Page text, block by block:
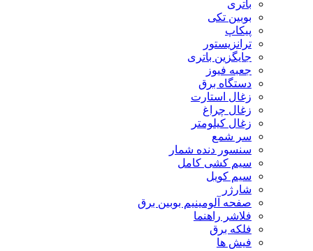
باتری
بوبین تکی
پیکاپ
ترانزیستور
جایگزین باتری
جعبه فیوز
دستگاه برق
زغال استارت
زغال چراغ
زغال کیلومتر
سر شمع
سنسور دنده شمار
سیم کشی کامل
سیم کویل
شارژر
صفحه آلومینیم بوبین برق
فلاشر راهنما
فلکه برق
فیش ها